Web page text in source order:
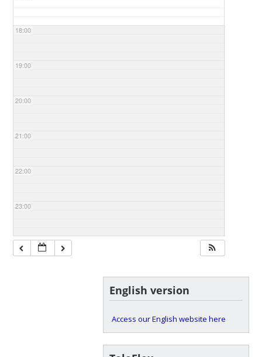
18:00
19:00
20:00
21:00
22:00
23:00
English version
Access our English website here